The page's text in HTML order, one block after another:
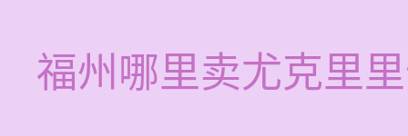
福州哪里卖尤克里